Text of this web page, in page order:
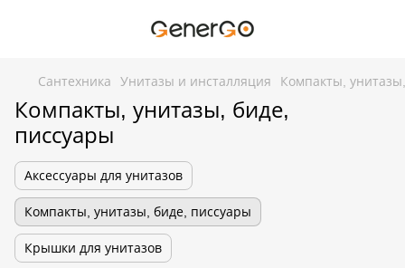
Сантехника Унитазы и инсталляция Компакты,
Компакты, унитазы, биде,
писсуары
Аксессуары для унитазов
Компакты, унитазы, биде, писсуары
Крышки для унитазов